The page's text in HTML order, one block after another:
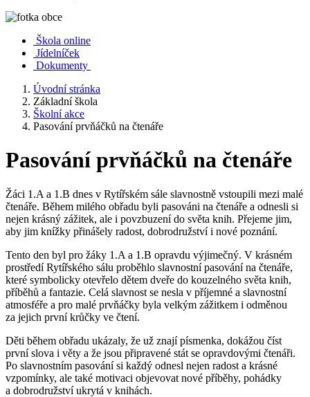
Škola online
Jídelníček
Dokumenty
Úvodní stránka
Základní škola
Školní akce
Pasování prvňáčků na čtenáře
Pasování prvňáčků na čtenáře
Žáci 1.A a 1.B dnes v Rytířském sále slavnostně vstoupili mezi malé
čtenáře. Během milého obřadu byli pasováni na čtenáře a odnesli si
nejen krásný zážitek, ale i povzbuzení do světa knih. Přejeme jim,
aby jim knížky přinášely radost, dobrodružství i nové poznání.
Tento den byl pro žáky 1.A a 1.B opravdu výjimečný. V krásném
prostředí Rytířského sálu proběhlo slavnostní pasování na čtenáře,
které symbolicky otevřelo dětem dveře do kouzelného světa knih,
příběhů a fantazie. Celá slavnost se nesla v příjemné a slavnostní
atmosféře a pro malé prvňáčky byla velkým zážitkem i odměnou
za jejich první krůčky ve čtení.
Děti během obřadu ukázaly, že už znají písmenka, dokážou číst
první slova i věty a že jsou připravené stát se opravdovými čtenáři.
Po slavnostním pasování si každý odnesl nejen radost a krásné
vzpomínky, ale také motivaci objevovat nové příběhy, pohádky
a dobrodružství ukrytá v knihách.